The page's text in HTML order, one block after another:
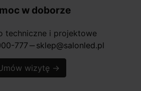
w doborze
techniczne i projektowe
777 horizontal_rule sklep@salonled.pl
wizytę →